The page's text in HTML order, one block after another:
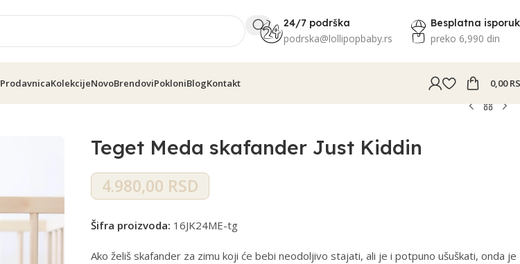
24/7 podrška
podrska@lollipopbaby.rs
Besplatna
preko 6,990 din
ProdavnicaKolekcijeNovoBrendoviPokloniBlogKontakt 0,00
Teget Meda skafander Just Kiddin
4.980,00 RSD
Šifra proizvoda: 16JK24ME-tg
Ako želiš skafander za zimu koji će bebi neodoljivo stajati, ali je i potpuno ušuškati, onda je